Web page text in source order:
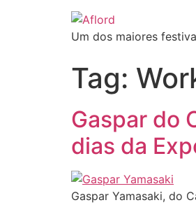
Um dos maiores
Tag:
Gaspar do
dias da
Gaspar Yamasaki, do